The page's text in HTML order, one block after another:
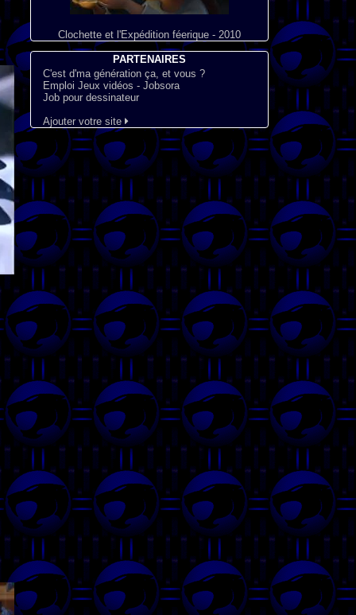
Clochette et l'Expédition féerique - 2010
PARTENAIRES
C'est d'ma génération ça, et vous ?
Emploi Jeux vidéos - Jobsora
Job pour dessinateur
Ajouter votre site